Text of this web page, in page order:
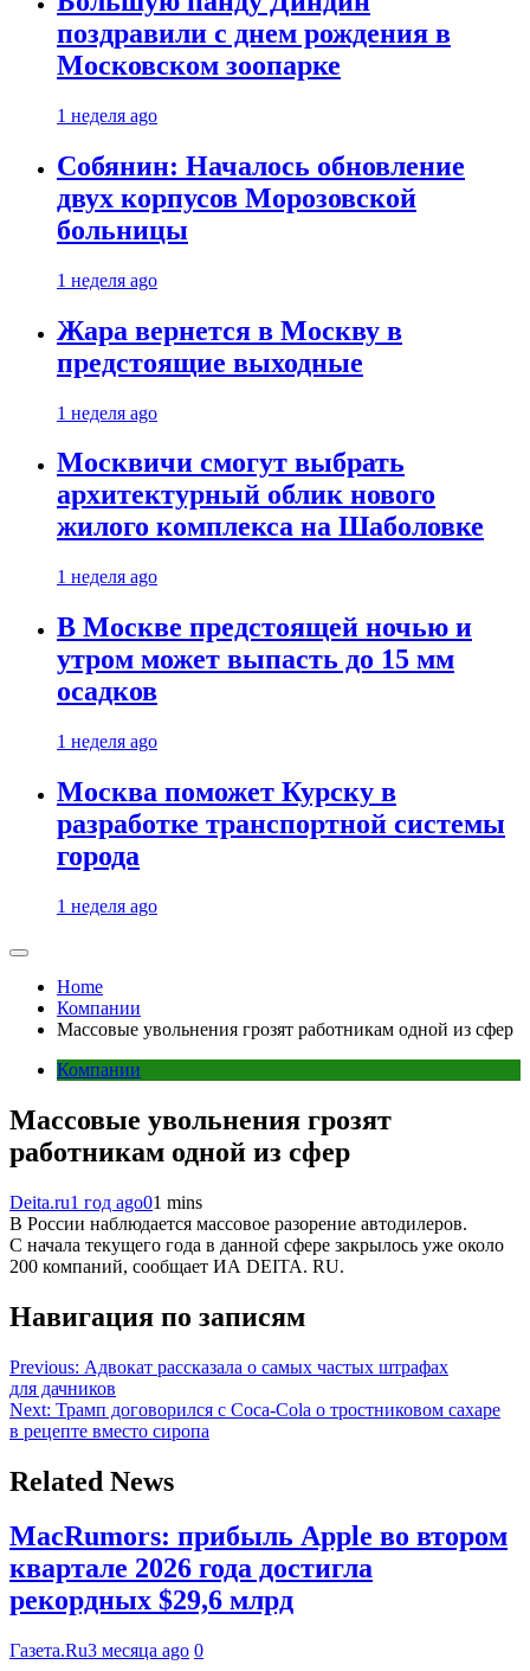
поздравили с днем рождения в
Московском зоопарке
1 неделя ago
Собянин: Началось обновление
двух корпусов Морозовской
больницы
1 неделя ago
Жара вернется в Москву в
предстоящие выходные
1 неделя ago
Москвичи смогут выбрать
архитектурный облик нового
жилого комплекса на Шаболовке
1 неделя ago
В Москве предстоящей ночью и
утром может выпасть до 15 мм
осадков
1 неделя ago
Москва поможет Курску в
разработке транспортной системы
города
1 неделя ago
Home
Компании
Массовые увольнения грозят работникам одной из сфер
Компании
Массовые увольнения грозят
работникам одной из сфер
Deita.ru1 год ago01 mins
В России наблюдается массовое разорение автодилеров.
С начала текущего года в данной сфере закрылось уже около
200 компаний, сообщает ИА DEITA. RU.
Навигация по записям
Previous: Адвокат рассказала о самых частых штрафах
для дачников
Next: Трамп договорился с Coca-Cola о тростниковом сахаре
в рецепте вместо сиропа
Related News
MacRumors: прибыль Apple во втором
квартале 2026 года достигла
рекордных $29,6 млрд
Газета.Ru3 месяца ago 0